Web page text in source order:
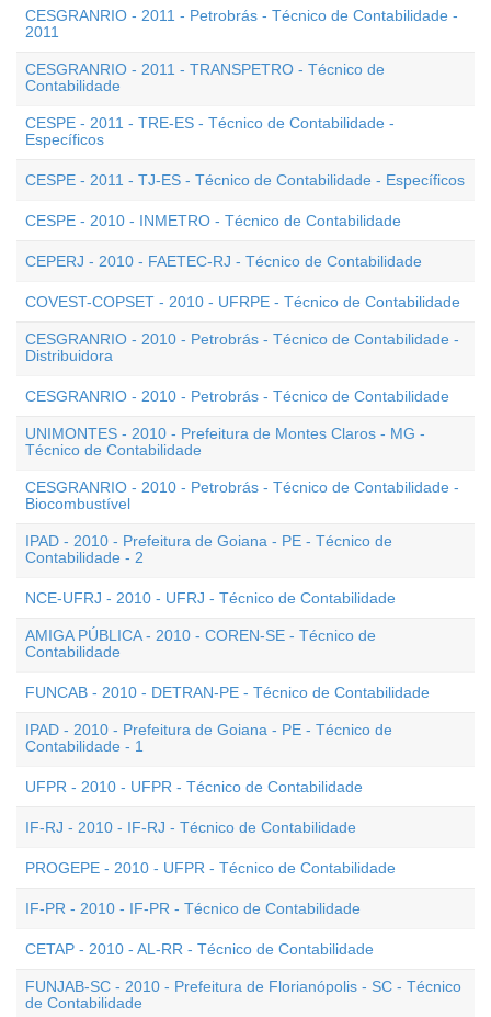
CESGRANRIO - 2011 - Petrobrás - Técnico de Contabilidade -
2011
CESGRANRIO - 2011 - TRANSPETRO - Técnico de
Contabilidade
CESPE - 2011 - TRE-ES - Técnico de Contabilidade -
Específicos
CESPE - 2011 - TJ-ES - Técnico de Contabilidade - Específicos
CESPE - 2010 - INMETRO - Técnico de Contabilidade
CEPERJ - 2010 - FAETEC-RJ - Técnico de Contabilidade
COVEST-COPSET - 2010 - UFRPE - Técnico de Contabilidade
CESGRANRIO - 2010 - Petrobrás - Técnico de Contabilidade -
Distribuidora
CESGRANRIO - 2010 - Petrobrás - Técnico de Contabilidade
UNIMONTES - 2010 - Prefeitura de Montes Claros - MG -
Técnico de Contabilidade
CESGRANRIO - 2010 - Petrobrás - Técnico de Contabilidade -
Biocombustível
IPAD - 2010 - Prefeitura de Goiana - PE - Técnico de
Contabilidade - 2
NCE-UFRJ - 2010 - UFRJ - Técnico de Contabilidade
AMIGA PÚBLICA - 2010 - COREN-SE - Técnico de
Contabilidade
FUNCAB - 2010 - DETRAN-PE - Técnico de Contabilidade
IPAD - 2010 - Prefeitura de Goiana - PE - Técnico de
Contabilidade - 1
UFPR - 2010 - UFPR - Técnico de Contabilidade
IF-RJ - 2010 - IF-RJ - Técnico de Contabilidade
PROGEPE - 2010 - UFPR - Técnico de Contabilidade
IF-PR - 2010 - IF-PR - Técnico de Contabilidade
CETAP - 2010 - AL-RR - Técnico de Contabilidade
FUNJAB-SC - 2010 - Prefeitura de Florianópolis - SC - Técnico
de Contabilidade